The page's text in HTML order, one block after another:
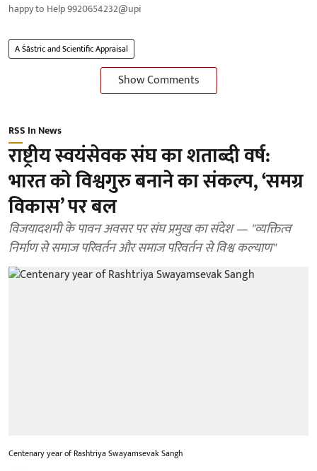
happy to Help 9920654232@upi
A Śāstric and Scientific Appraisal
Show Comments
RSS In News
राष्ट्रीय स्वयंसेवक संघ का शताब्दी वर्ष:
भारत को विश्वगुरु बनाने का संकल्प, ‘समग्र
विकास’ पर बल
विजयादशमी के पावन अवसर पर संघ प्रमुख का संदेश — "व्यक्तित्व
निर्माण से समाज परिवर्तन और समाज परिवर्तन से विश्व कल्याण"
Centenary year of Rashtriya Swayamsevak Sangh